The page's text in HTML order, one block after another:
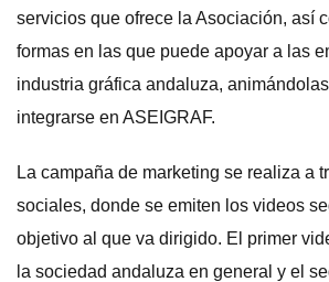
servicios que ofrece la Asociación, así
formas en las que puede apoyar a las
industria gráfica andaluza,
integrarse en ASEIGRAF.
La campaña de marketing se realiza a
sociales, donde se emiten los videos
objetivo al que va dirigido. El primer
la sociedad andaluza en general y el